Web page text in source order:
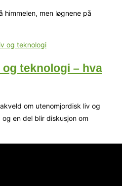
himmelen, men løgnene på
teknologi – hva
om utenomjordisk liv og
en del blir diskusjon om